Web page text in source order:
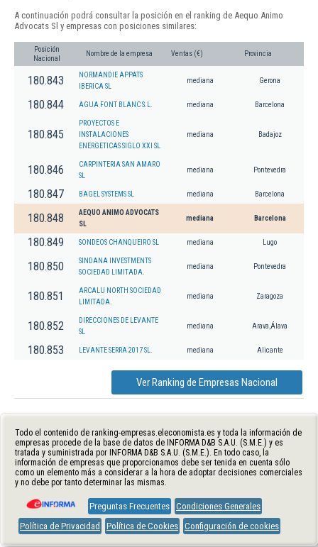
A continuación podrá consultar la posición en el ranking de Aequo Animo
Advocats Sl y empresas con posiciones similares:
Posición
Nacional
Nombre de la empresa Ventas (€) Provincia
180.843
NORMANDIE APPATS
IBERICA SL
mediana Gerona
180.844 AGUA FONT BLANC S.L. mediana Barcelona
180.845
PROYECTOS E
INSTALACIONES
ENERGETICAS SIGLO XXI SL
mediana Badajoz
180.846
CARPINTERIA SAN AMARO
SL
mediana Pontevedra
180.847 BAGEL SYSTEMS SL mediana Barcelona
180.848
AEQUO ANIMO ADVOCATS
SL
mediana Barcelona
180.849 SONDEOS CHANQUEIRO SL mediana Lugo
180.850
SINDANA INVESTMENTS
SOCIEDAD LIMITADA.
mediana Pontevedra
180.851
ARCALU NORTH SOCIEDAD
LIMITADA.
mediana Zaragoza
180.852
DIRECCIONES DE LEVANTE
SL
mediana Arava,Álava
180.853 LEVANTE SERRA 2017 SL. mediana Alicante
Ver Ranking de Empresas Nacional
Todo el contenido de ranking-empresas.eleconomista.es y toda la información de
empresas procede de la base de datos de INFORMA D&B S.A.U. (S.M.E.) y es
tratada y suministrada por INFORMA D&B S.A.U. (S.M.E.). En todo caso, la
información de empresas que proporcionamos debe ser tenida en cuenta sólo
como un elemento más a considerar a la hora de adoptar decisiones comerciales
y no debe por tanto determinar las mismas.
Preguntas Frecuentes Condiciones Generales
Política de Privacidad
Política de Cookies Configuración de cookies